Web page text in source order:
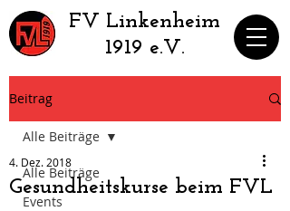
​FV Linkenheim
1919 e.V.
Beitrag
Alle Beiträge
Events
Alle Beiträge
Gesundheitskurse beim FVL
4. Dez. 2018